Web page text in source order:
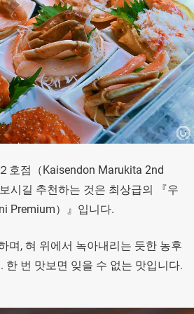
호점（Kaisendon Marukita 2nd
시길 추천하는 것은 최상급의 『우
Premium）』입니다.
며, 혀 위에서 녹아내리는 듯한 농후
한 번 맛보면 잊을 수 없는 맛입니다.